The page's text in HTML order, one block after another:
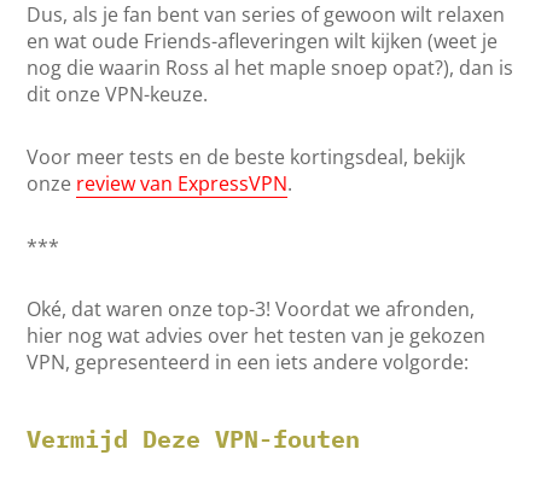
Dus, als je fan bent van series of gewoon wilt relaxen
en wat oude Friends-afleveringen wilt kijken (weet je
nog die waarin Ross al het maple snoep opat?), dan is
dit onze VPN-keuze.
Voor meer tests en de beste kortingsdeal, bekijk
onze review van ExpressVPN.
***
Oké, dat waren onze top-3! Voordat we afronden,
hier nog wat advies over het testen van je gekozen
VPN, gepresenteerd in een iets andere volgorde:
Vermijd Deze VPN-fouten